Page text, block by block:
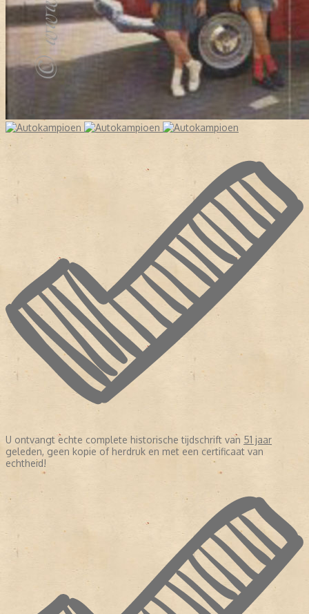
U ontvangt echte complete historische tijdschrift van 51 jaar
geleden, geen kopie of herdruk en met een certificaat van
echtheid!